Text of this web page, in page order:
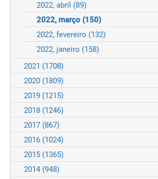
2022, abril (89)
2022, março (150)
2022, fevereiro (132)
2022, janeiro (158)
2021 (1708)
2020 (1809)
2019 (1215)
2018 (1246)
2017 (867)
2016 (1024)
2015 (1365)
2014 (948)